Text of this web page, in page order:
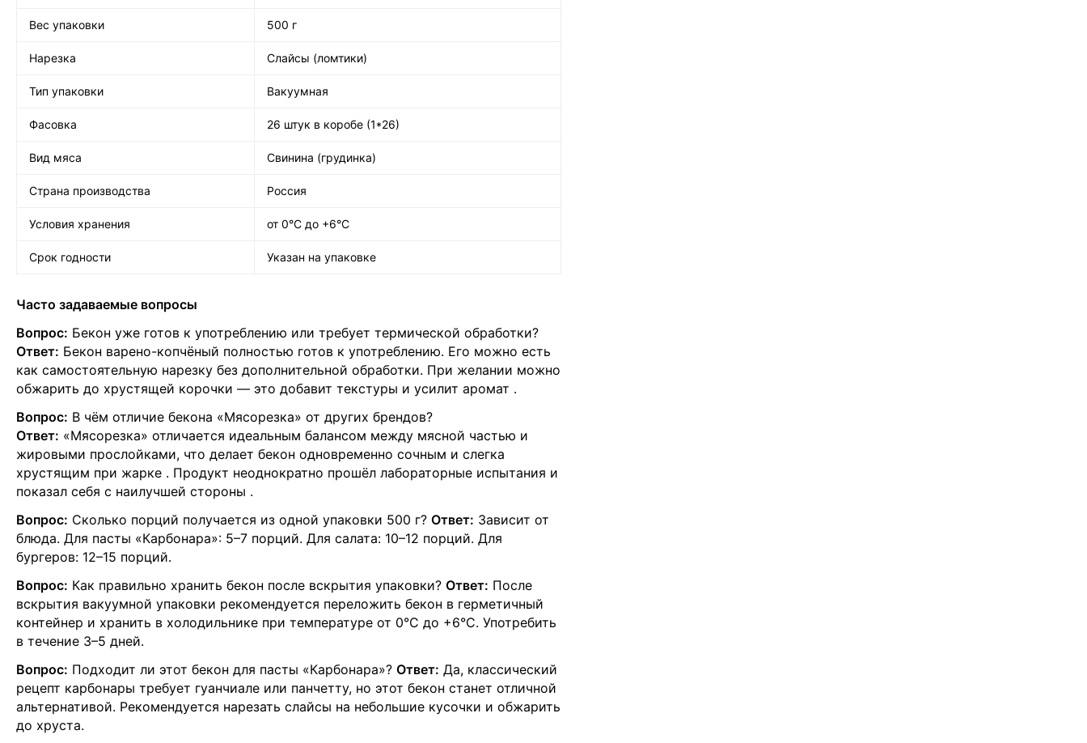
Вес упаковки 500 г
Нарезка Слайсы (ломтики)
Тип упаковки Вакуумная
Фасовка 26 штук в коробе (1*26)
Вид мяса Свинина (грудинка)
Страна производства Россия
Условия хранения от 0°C до +6°C
Срок годности Указан на упаковке
Часто задаваемые вопросы
Вопрос: Бекон уже готов к употреблению или требует термической обработки?
Ответ: Бекон варено-копчёный полностью готов к употреблению. Его можно есть
как самостоятельную нарезку без дополнительной обработки. При желании можно
обжарить до хрустящей корочки — это добавит текстуры и усилит аромат .
Вопрос: В чём отличие бекона «Мясорезка» от других брендов?
Ответ: «Мясорезка» отличается идеальным балансом между мясной частью и
жировыми прослойками, что делает бекон одновременно сочным и слегка
хрустящим при жарке . Продукт неоднократно прошёл лабораторные испытания и
показал себя с наилучшей стороны .
Вопрос: Сколько порций получается из одной упаковки 500 г? Ответ: Зависит от
блюда. Для пасты «Карбонара»: 5–7 порций. Для салата: 10–12 порций. Для
бургеров: 12–15 порций.
Вопрос: Как правильно хранить бекон после вскрытия упаковки? Ответ: После
вскрытия вакуумной упаковки рекомендуется переложить бекон в герметичный
контейнер и хранить в холодильнике при температуре от 0°C до +6°C. Употребить
в течение 3–5 дней.
Вопрос: Подходит ли этот бекон для пасты «Карбонара»? Ответ: Да, классический
рецепт карбонары требует гуанчиале или панчетту, но этот бекон станет отличной
альтернативой. Рекомендуется нарезать слайсы на небольшие кусочки и обжарить
до хруста.